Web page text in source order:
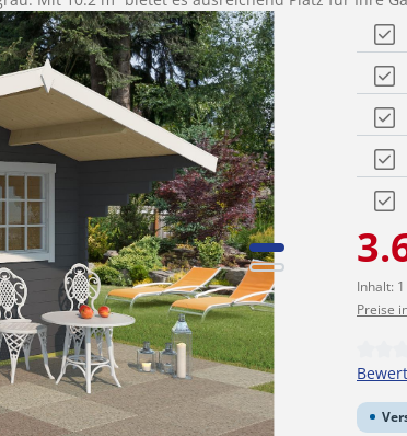
Inhalt:
Preise